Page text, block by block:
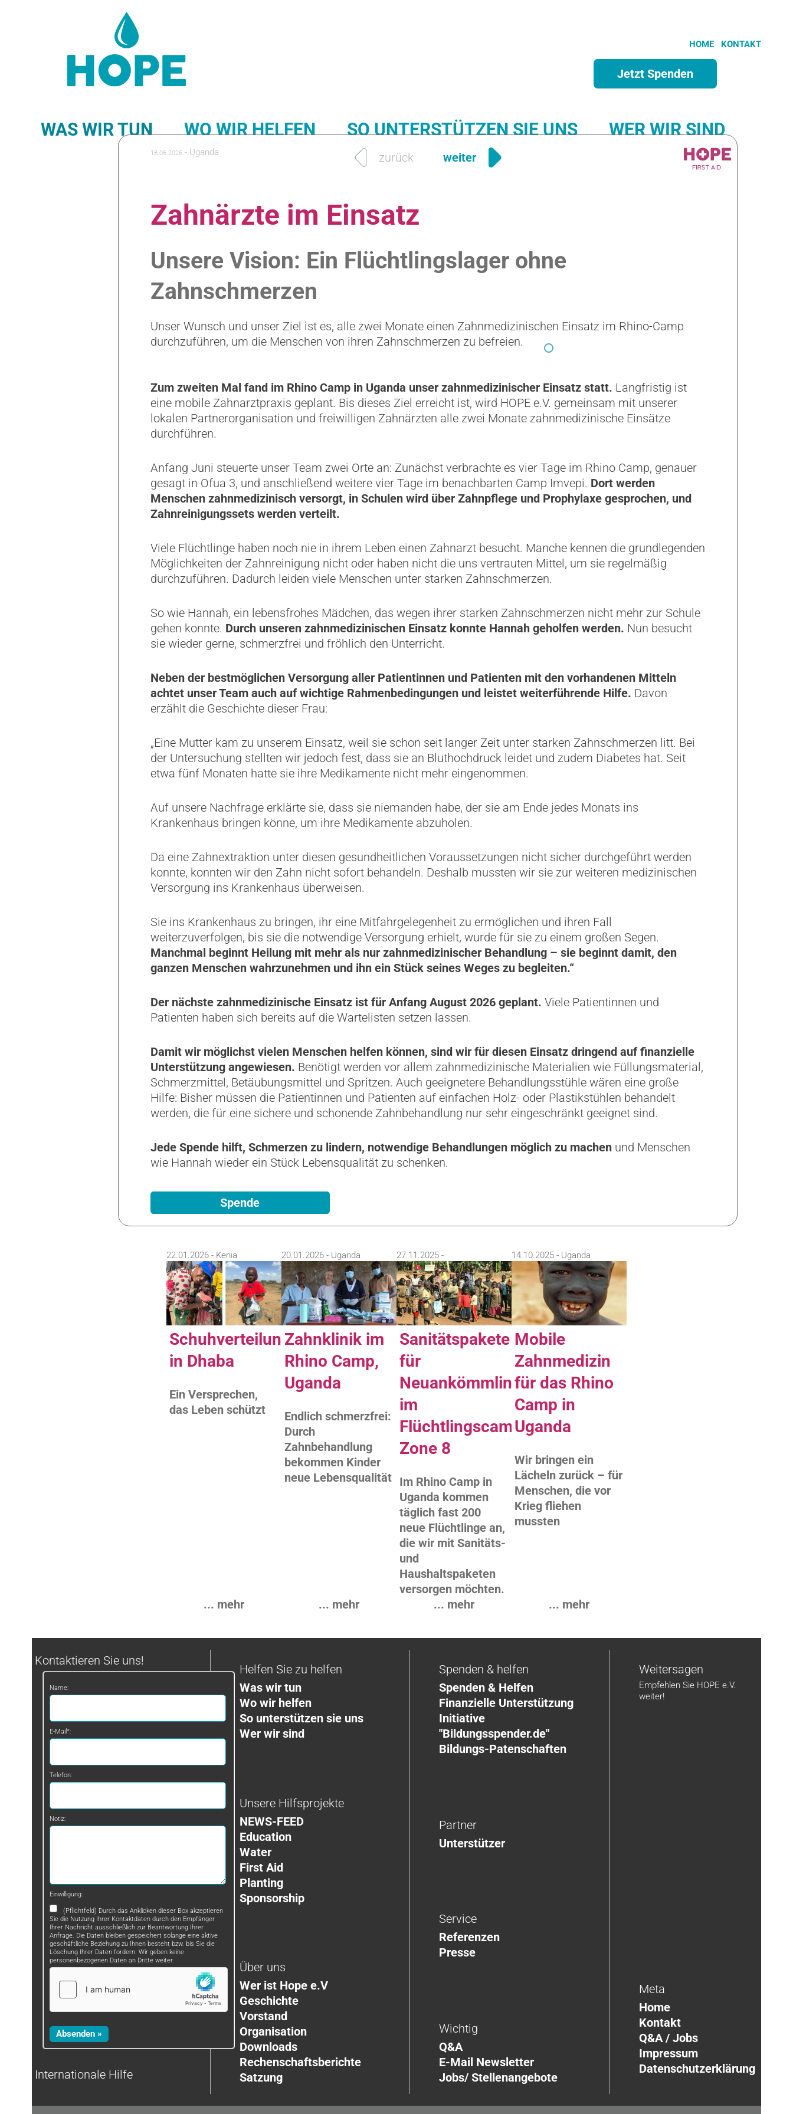
Jetzt Spenden
WAS WIR TUN WO WIR HELFEN SO UNTERSTÜTZEN SIE UNS WER WIR SIND
HOME KONTAKT
zurück weiter
18.06.2026- Uganda
Zahnärzte im Einsatz
Unsere Vision: Ein Flüchtlingslager ohne
Zahnschmerzen
Unser Wunsch und unser Ziel ist es, alle zwei Monate einen Zahnmedizinischen Einsatz im Rhino-Camp
durchzuführen, um die Menschen von ihren Zahnschmerzen zu befreien.
Zum zweiten Mal fand im Rhino Camp in Uganda unser zahnmedizinischer Einsatz statt. Langfristig ist
eine mobile Zahnarztpraxis geplant. Bis dieses Ziel erreicht ist, wird HOPE e.V. gemeinsam mit unserer
lokalen Partnerorganisation und freiwilligen Zahnärzten alle zwei Monate zahnmedizinische Einsätze
durchführen.
Anfang Juni steuerte unser Team zwei Orte an: Zunächst verbrachte es vier Tage im Rhino Camp, genauer
gesagt in Ofua 3, und anschließend weitere vier Tage im benachbarten Camp Imvepi. Dort werden
Menschen zahnmedizinisch versorgt, in Schulen wird über Zahnpflege und Prophylaxe gesprochen, und
Zahnreinigungssets werden verteilt.
Viele Flüchtlinge haben noch nie in ihrem Leben einen Zahnarzt besucht. Manche kennen die grundlegenden
Möglichkeiten der Zahnreinigung nicht oder haben nicht die uns vertrauten Mittel, um sie regelmäßig
durchzuführen. Dadurch leiden viele Menschen unter starken Zahnschmerzen.
So wie Hannah, ein lebensfrohes Mädchen, das wegen ihrer starken Zahnschmerzen nicht mehr zur Schule
gehen konnte. Durch unseren zahnmedizinischen Einsatz konnte Hannah geholfen werden. Nun besucht
sie wieder gerne, schmerzfrei und fröhlich den Unterricht.
Neben der bestmöglichen Versorgung aller Patientinnen und Patienten mit den vorhandenen Mitteln
achtet unser Team auch auf wichtige Rahmenbedingungen und leistet weiterführende Hilfe. Davon
erzählt die Geschichte dieser Frau:
„Eine Mutter kam zu unserem Einsatz, weil sie schon seit langer Zeit unter starken Zahnschmerzen litt. Bei
der Untersuchung stellten wir jedoch fest, dass sie an Bluthochdruck leidet und zudem Diabetes hat. Seit
etwa fünf Monaten hatte sie ihre Medikamente nicht mehr eingenommen.
Auf unsere Nachfrage erklärte sie, dass sie niemanden habe, der sie am Ende jedes Monats ins
Krankenhaus bringen könne, um ihre Medikamente abzuholen.
Da eine Zahnextraktion unter diesen gesundheitlichen Voraussetzungen nicht sicher durchgeführt werden
konnte, konnten wir den Zahn nicht sofort behandeln. Deshalb mussten wir sie zur weiteren medizinischen
Versorgung ins Krankenhaus überweisen.
Sie ins Krankenhaus zu bringen, ihr eine Mitfahrgelegenheit zu ermöglichen und ihren Fall
weiterzuverfolgen, bis sie die notwendige Versorgung erhielt, wurde für sie zu einem großen Segen.
Manchmal beginnt Heilung mit mehr als nur zahnmedizinischer Behandlung – sie beginnt damit, den
ganzen Menschen wahrzunehmen und ihn ein Stück seines Weges zu begleiten.“
Der nächste zahnmedizinische Einsatz ist für Anfang August 2026 geplant. Viele Patientinnen und
Patienten haben sich bereits auf die Wartelisten setzen lassen.
Damit wir möglichst vielen Menschen helfen können, sind wir für diesen Einsatz dringend auf finanzielle
Unterstützung angewiesen. Benötigt werden vor allem zahnmedizinische Materialien wie Füllungsmaterial,
Schmerzmittel, Betäubungsmittel und Spritzen. Auch geeignetere Behandlungsstühle wären eine große
Hilfe: Bisher müssen die Patientinnen und Patienten auf einfachen Holz- oder Plastikstühlen behandelt
werden, die für eine sichere und schonende Zahnbehandlung nur sehr eingeschränkt geeignet sind.
Jede Spende hilft, Schmerzen zu lindern, notwendige Behandlungen möglich zu machenund Menschen
wie Hannah wieder ein Stück Lebensqualität zu schenken.
Spende
22.01.2026 - Kenia
Schuhverteilung
in Dhaba
Ein Versprechen,
das Leben schützt
... mehr
20.01.2026 - Uganda
Zahnklinik im
Rhino Camp,
Uganda
Endlich schmerzfrei:
Durch
Zahnbehandlung
bekommen Kinder
neue Lebensqualität
... mehr
27.11.2025 -
Sanitätspakete
für
Neuankömmlinge
im
Flüchtlingscamp
Zone 8
Im Rhino Camp in
Uganda kommen
täglich fast 200
neue Flüchtlinge an,
die wir mit Sanitäts-
und
Haushaltspaketen
versorgen möchten.
... mehr
14.10.2025 - Uganda
Mobile
Zahnmedizin
für das Rhino
Camp in
Uganda
Wir bringen ein
Lächeln zurück – für
Menschen, die vor
Krieg fliehen
mussten
... mehr
Kontaktieren Sie uns!
Name:
E-Mail*:
Telefon:
Notiz:
Einwilligung:
(Pflichtfeld) Durch das Anklicken dieser Box akzeptieren
Sie die Nutzung Ihrer Kontaktdaten durch den Empfänger
Ihrer Nachricht ausschließlich zur Beantwortung Ihrer
Anfrage. Die Daten bleiben gespeichert solange eine aktive
geschäftliche Beziehung zu Ihnen besteht bzw. bis Sie die
Löschung Ihrer Daten fordern. Wir geben keine
personenbezogenen Daten an Dritte weiter.
Internationale Hilfe
Helfen Sie zu helfen
Was wir tun
Wo wir helfen
So unterstützen sie uns
Wer wir sind
Unsere Hilfsprojekte
NEWS-FEED
Education
Water
First Aid
Planting
Sponsorship
Über uns
Wer ist Hope e.V
Geschichte
Vorstand
Organisation
Downloads
Rechenschaftsberichte
Satzung
Spenden & helfen
Spenden & Helfen
Finanzielle Unterstützung
Initiative
"Bildungsspender.de"
Bildungs-Patenschaften
Partner
Unterstützer
Service
Referenzen
Presse
Wichtig
Q&A
E-Mail Newsletter
Jobs/ Stellenangebote
Weitersagen
Empfehlen Sie HOPE e.V.
weiter!
Meta
Home
Kontakt
Q&A / Jobs
Impressum
Datenschutzerklärung